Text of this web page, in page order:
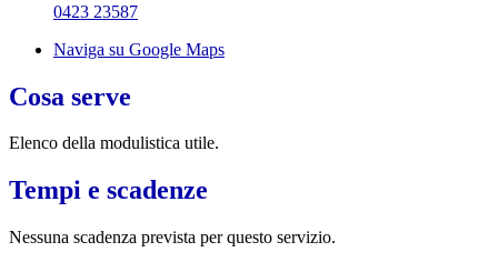
0423 23587
Naviga su Google Maps
Cosa serve
Elenco della modulistica utile.
Tempi e scadenze
Nessuna scadenza prevista per questo servizio.